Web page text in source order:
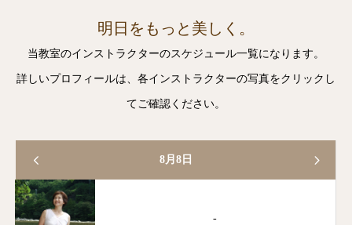
明日をもっと美しく。
当教室のインストラクターのスケジュール一覧になります。
詳しいプロフィールは、各インストラクターの写真をクリックし
てご確認ください。
8月8日
-